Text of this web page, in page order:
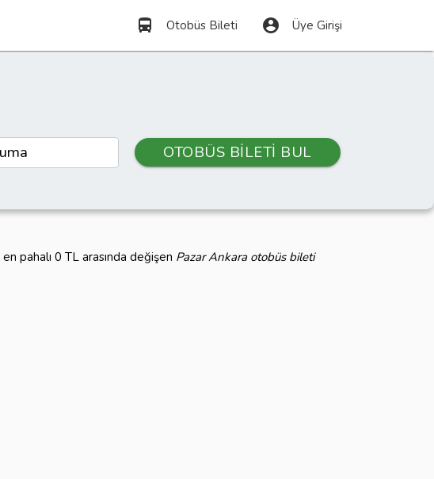
directions_bus Otobüs Bileti account_circle Üye Girişi
OTOBÜS BİLETİ BUL
pahalı 0 TL arasında değişen Pazar Ankara otobüs bileti